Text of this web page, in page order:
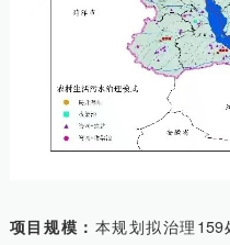
项目规模： 本规划拟治理